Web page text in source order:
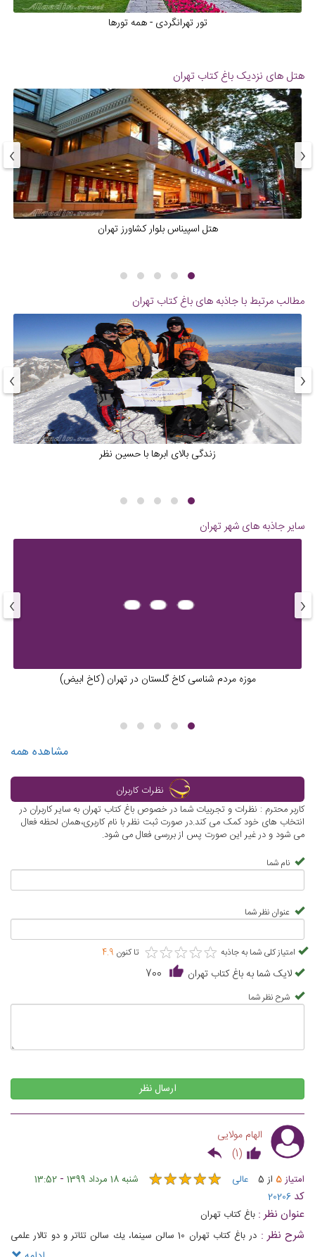
تور تهرانگردی - همه تورها
هتل های نزدیک باغ کتاب تهران
هتل اسپیناس بلوار کشاورز تهران
‹
›
مطالب مرتبط با جاذبه های باغ کتاب تهران
زندگی بالای ابرها با حسین نظر
‹
›
سایر جاذبه های شهر تهران
موزه مردم شناسی کاخ گلستان در تهران (کاخ ابیض)
‹
›
مشاهده همه
نظرات کاربران
کاربر محترم : نظرات و تجربیات شما در خصوص باغ کتاب تهران به سایر کاربران در
انتخاب های خود کمک می کند.در صورت ثبت نظر با نام کاربری،همان لحظه فعال
می شود و در غیر این صورت پس از بررسی فعال می شود.
نام شما
عنوان نظر شما
امتیاز کلی شما به جاذبه ★★★★★
★★★★★ تا کنون 4.9
لایک شما به باغ کتاب تهران 700
شرح نظر شما
ارسال نظر
الهام مولایی
(
1
)
امتیاز5 از 5 عالی ★★★★★
★★★★★ شنبه 18 مرداد 1399 -
13:52
کد 20206
عنوان نظر : باغ کتاب تهران
شرح نظر :
در باغ کتاب تهران 10 سالن سينما، يك سالن تئاتر و دو تالار علمی
كودك و نوجوان به همراه کارگاه‌ها و کلاس‌های علمی و آموزشی وجود دارد که